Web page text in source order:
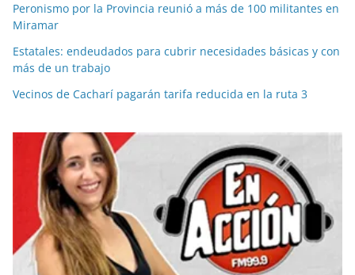
Peronismo por la Provincia reunió a más de 100 militantes en
Miramar
Estatales: endeudados para cubrir necesidades básicas y con
más de un trabajo
Vecinos de Cacharí pagarán tarifa reducida en la ruta 3